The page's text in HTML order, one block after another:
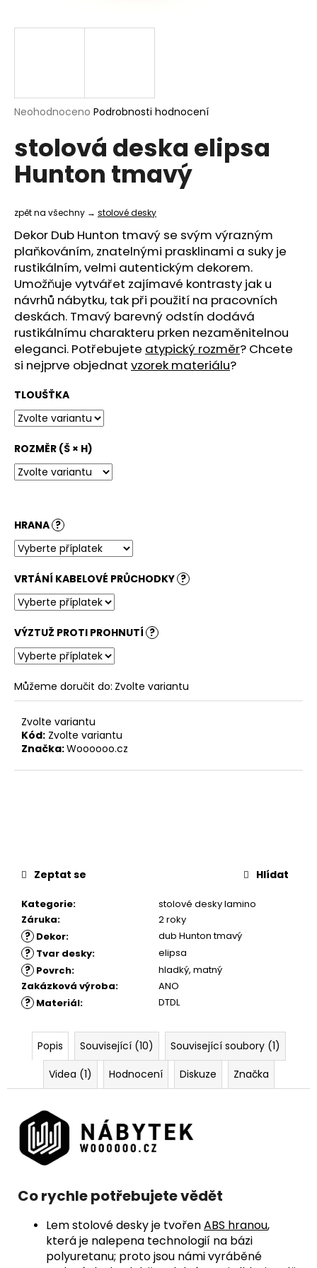
Průměrné
produktu
je
0,0
hvězdiček.
Neohodnoceno Podrobnosti hodnocení
stolová deska elipsa
Hunton tmavý
zpět na všechny → stolové desky
Dekor Dub Hunton tmavý se svým výrazným
plaňkováním, znatelnými prasklinami a suky je
rustikálním, velmi autentickým dekorem.
Umožňuje vytvářet zajímavé kontrasty jak u
návrhů nábytku, tak při použití na pracovních
deskách. Tmavý barevný odstín dodává
rustikálnímu charakteru prken nezaměnitelnou
eleganci. Potřebujete atypický rozměr? Chcete
si nejprve objednat vzorek materiálu?
TLOUŠŤKA
ROZMĚR (Š × H)
HRANA ?
VRTÁNÍ KABELOVÉ PRŮCHODKY ?
VÝZTUŽ PROTI PROHNUTÍ ?
Můžeme doručit do: Zvolte variantu
Zvolte variantu
Kód: Zvolte variantu
Značka:Woooooo.cz
Kategorie:
stolové desky lamino
Záruka: 2 roky
? Dekor: dub Hunton tmavý
? Tvar desky: elipsa
? Povrch: hladký, matný
Zakázková výroba: ANO
? Materiál: DTDL
Zeptat se Hlídat
Popis Související (10)
Související soubory (1)
Videa (1)
Hodnocení Diskuze Značka
Co rychle potřebujete vědět
Lem stolové desky je tvořenABS hranou,
která je nalepena technologií na bázi
polyuretanu; proto jsou námi vyráběné
j
?
o
p
o
r
u
č
u
j
e
e
STOLOVÁ
DESKA
KRUHOVÁ
BARDOLINO
880
Kč